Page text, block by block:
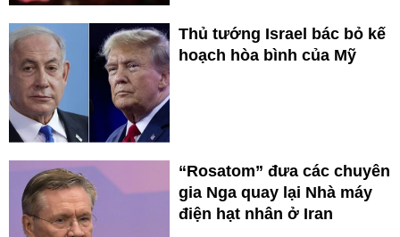
Thủ tướng Israel bác bỏ kế
hoạch hòa bình của Mỹ
“Rosatom” đưa các chuyên
gia Nga quay lại Nhà máy
điện hạt nhân ở Iran